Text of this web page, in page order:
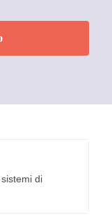
di